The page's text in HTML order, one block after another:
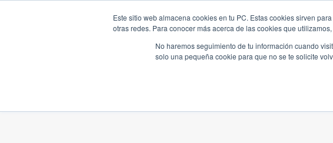
Este sitio web almacena cookies en tu PC. Estas cookies sirven
otras redes. Para conocer más acerca de las cookies que
No haremos seguimiento de tu información cuando
solo una pequeña cookie para que no se te solicite